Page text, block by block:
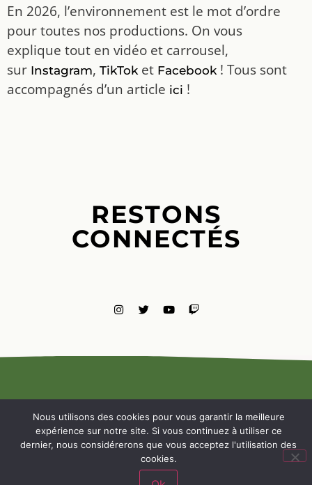
En 2026, l’environnement est le mot d’ordre
pour toutes nos productions. On vous
explique tout en vidéo et carrousel,
sur Instagram, TikToket Facebook! Tous sont
accompagnés d’un article ici !
RESTONS
CONNECTÉS
MENTIONS
LÉGALES
NOUS
Nous utilisons des cookies pour vous garantir la meilleure
expérience sur notre site. Si vous continuez à utiliser ce
dernier, nous considérerons que vous acceptez l'utilisation des
cookies.